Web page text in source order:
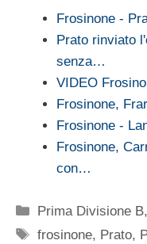
Frosinone -
Prato rinviato
senza…
VIDEO
Frosinone,
Frosinone -
Frosinone,
con…
Categorie
Prima Divisione B
Tag
frosinone, Prato,